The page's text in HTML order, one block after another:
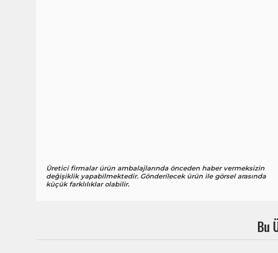
Üretici firmalar ürün ambalajlarında önceden haber vermeksizin
değişiklik yapabilmektedir. Gönderilecek ürün ile görsel arasında
küçük farklılıklar olabilir.
Bu